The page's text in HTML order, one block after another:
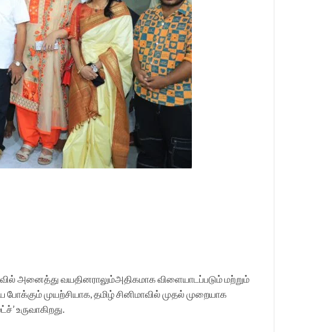
அனைத்து வயதினராலும்அதிகமாக விளையாடப்படும் மற்றும்
முயற்சியாக, தமிழ் சினிமாவில் முதல் முறையாக
உருவாகிறது.